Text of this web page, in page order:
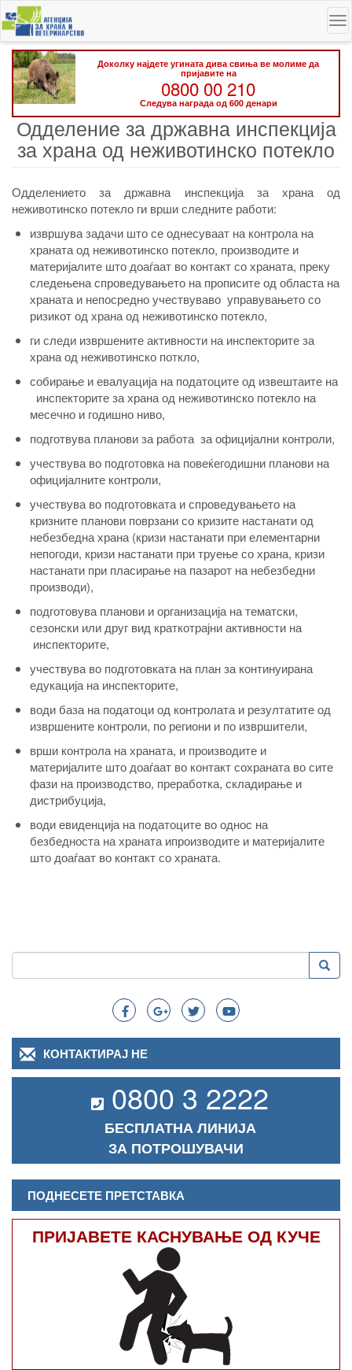
Skip
to
main
content
Доколку најдете угината дива свиња ве молиме да
пријавите на
0800 00 210
Следува награда од 600 денари
Одделение за државна инспекција
за храна од неживотинско потекло
Одделениeто за државна инспекција за храна од
неживотинско потекло ги врши следните работи:
извршува задачи што се однесуваат на контрола на
храната од неживотинско потекло, производите и
материјалите што доаѓаат во контакт со храната, преку
следењена спроведувањето на прописите од областа на
храната и непосредно учествуваво управувањето со
ризикот од храна од неживотинско потекло,
ги следи извршените активности на инспекторите за
храна од неживотинско поткло,
собирање и евалуација на податоците од извештаите на
инспекторите за храна од неживотинско потекло на
месечно и годишно ниво,
подготвува планови за работа за официјални контроли,
учествува во подготовка на повеќегодишни планови на
официјалните контроли,
учествува во подготовката и спроведувањето на
кризните планови поврзани со кризите настанати од
небезбедна храна (кризи настанати при елементарни
непогоди, кризи настанати при труење со храна, кризи
настанати при пласирање на пазарот на небезбедни
производи),
подготовува планови и организација на тематски,
сезонски или друг вид краткотрајни активности на
инспекторите,
учествува во подготовката на план за континуирана
едукација на инспекторите,
води база на податоци од контролата и резултатите од
извршените контроли, по региони и по извршители,
врши контрола на храната, и производите и
материјалите што доаѓаат во контакт сохраната во сите
фази на производство, преработка, складирање и
дистрибуција,
води евиденција на податоците во однос на
безбедноста на храната ипроизводите и материјалите
што доаѓаат во контакт со храната.
Search
Пребарување
КОНТАКТИРАЈ НЕ
0800 3 2222
БЕСПЛАТНА ЛИНИЈА
ЗА ПОТРОШУВАЧИ
ПОДНЕСЕТЕ ПРЕТСТАВКА
ПРИЈАВЕТЕ КАСНУВАЊЕ ОД КУЧЕ